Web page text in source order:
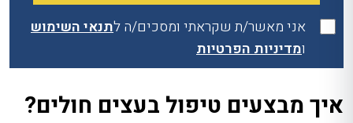
אני מאשר/ת שקראתי ומסכים/ה לתנאי השימוש
ומדיניות הפרטיות
איך מבצעים טיפול בעצים חולים?